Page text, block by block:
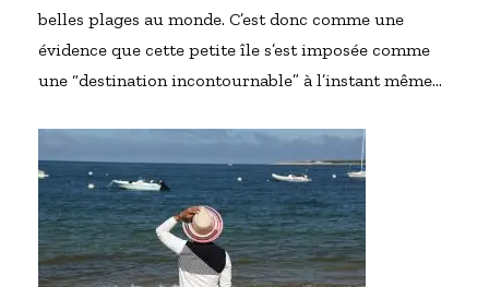
belles plages au monde. C’est donc comme une
évidence que cette petite île s’est imposée comme
une “destination incontournable” à l’instant même…